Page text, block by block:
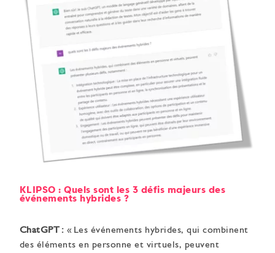
KLIPSO : Quels sont les 3 défis majeurs des
événements hybrides ?
ChatGPT : « Les événements hybrides, qui combinent
des éléments en personne et virtuels, peuvent